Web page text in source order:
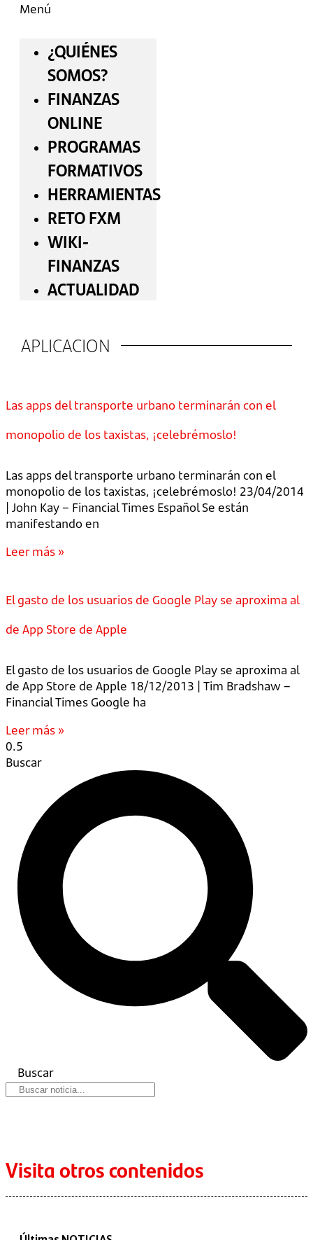
Menú
¿QUIÉNES
SOMOS?
FINANZAS
ONLINE
PROGRAMAS
FORMATIVOS
HERRAMIENTAS
RETO FXM
WIKI-
FINANZAS
ACTUALIDAD
APLICACION
Las apps del transporte urbano terminarán con el
monopolio de los taxistas, ¡celebrémoslo!
Las apps del transporte urbano terminarán con el
monopolio de los taxistas, ¡celebrémoslo! 23/04/2014
| John Kay – Financial Times Español Se están
manifestando en
Leer más »
El gasto de los usuarios de Google Play se aproxima al
de App Store de Apple
El gasto de los usuarios de Google Play se aproxima al
de App Store de Apple 18/12/2013 | Tim Bradshaw –
Financial Times Google ha
Leer más »
Buscar
Buscar
Visita otros contenidos